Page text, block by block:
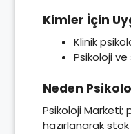
Kimler İçin
Klinik
Psikoloji
Neden
Psikoloji Marketi;
hazırlanarak